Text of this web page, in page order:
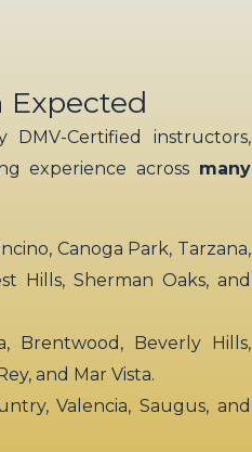
Expected
Certified instructors,
experience across many
Canoga Park, Tarzana,
Hills, Sherman Oaks, and
Brentwood, Beverly Hills,
and Mar Vista.
Valencia, Saugus, and